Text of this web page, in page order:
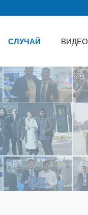
СЛУЧАЙ ВИДЕО